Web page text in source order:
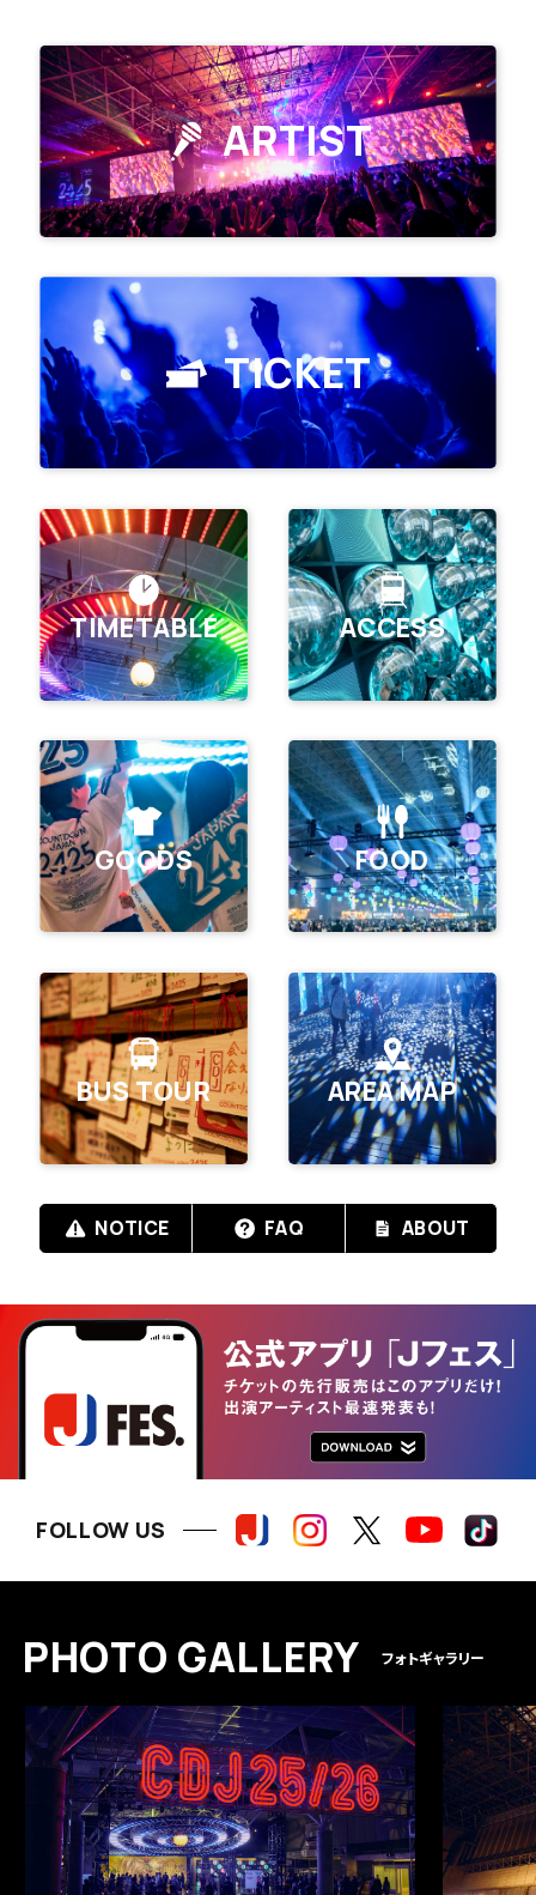
ARTIST
TICKET
TIMETABLE ACCESS
GOODS FOOD
BUS TOUR AREA MAP
NOTICE FAQ ABOUT
FOLLOW US
PHOTO GALLERY フォトギャラリー